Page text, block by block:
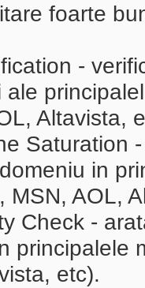
foarte
-
ale
Altavista,
Saturation
in
MSN, AOL,
Check -
principalele
etc).